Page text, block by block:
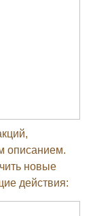
описанием.
новые
действия: